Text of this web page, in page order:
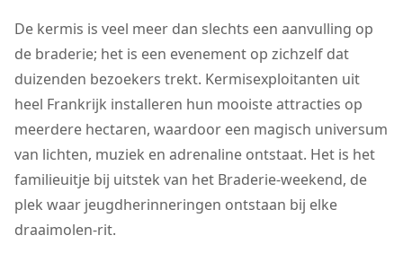
De kermis is veel meer dan slechts een aanvulling op
de braderie; het is een evenement op zichzelf dat
duizenden bezoekers trekt. Kermisexploitanten uit
heel Frankrijk installeren hun mooiste attracties op
meerdere hectaren, waardoor een magisch universum
van lichten, muziek en adrenaline ontstaat. Het is het
familieuitje bij uitstek van het Braderie-weekend, de
plek waar jeugdherinneringen ontstaan bij elke
draaimolen-rit.